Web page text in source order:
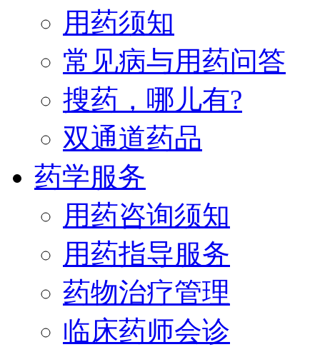
用药须知
常见病与用药问答
搜药，哪儿有?
双通道药品
药学服务
用药咨询须知
用药指导服务
药物治疗管理
临床药师会诊